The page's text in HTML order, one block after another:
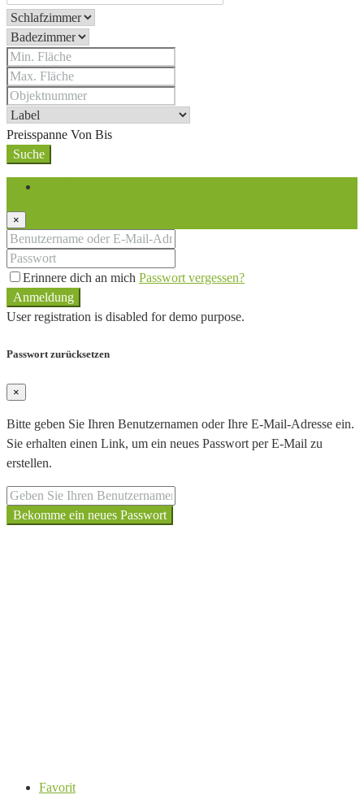
Preisspanne Von Bis
Suche
×
Erinnere dich an mich Passwort vergessen?
Anmeldung
User registration is disabled for demo purpose.
Passwort zurücksetzen
×
Bitte geben Sie Ihren Benutzernamen oder Ihre E-Mail-Adresse ein.
Sie erhalten einen Link, um ein neues Passwort per E-Mail zu
erstellen.
Bekomme ein neues Passwort
Favorit